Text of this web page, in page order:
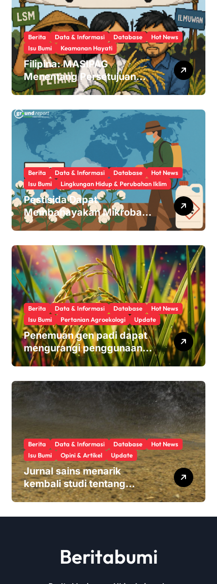
Berita Data & Informasi Database
Hot News
Isu Bumi
Keamanan Hayati
Filipina: MASIPAG
Menentang Persetujuan
Beras Transgenik
Berita Data & Informasi Database
Hot News
Isu Bumi
Lingkungan Hidup & Perubahan Iklim
Pestisida Dapat
Membahayakan Mikroba
Usus Kita
Berita Data & Informasi Database
Hot News
Isu Bumi
Pertanian Agroekologi Update
Penemuan gen padi dapat
mengurangi penggunaan
pupuk sekaligus melindungi
Berita Data & Informasi Database
Hot News
Isu Bumi
Opini & Artikel Update
Jurnal sains menarik
kembali studi tentang
keamanan Monsanto
Beritabumi